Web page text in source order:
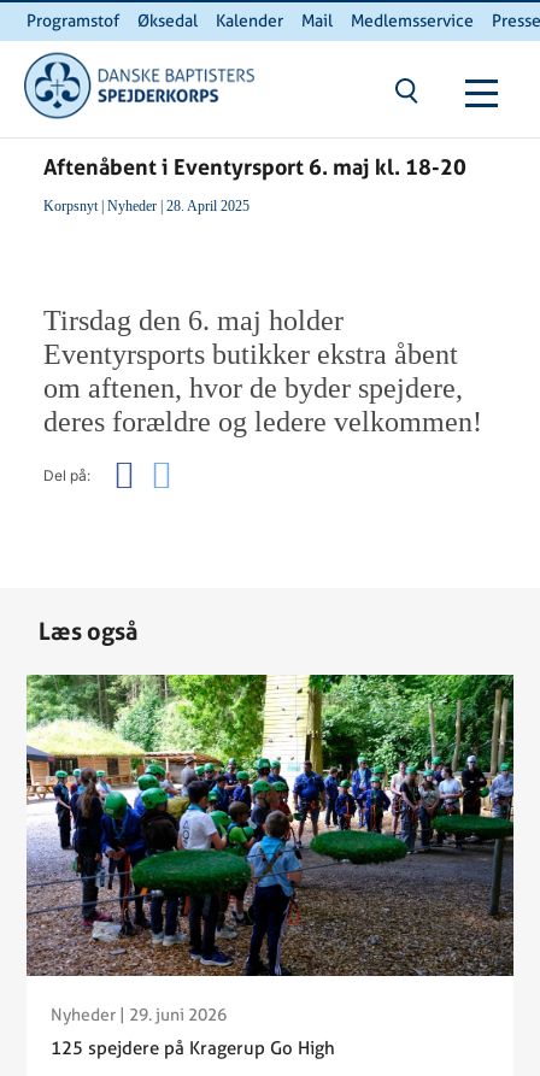
Programstof Øksedal Kalender Mail Medlemsservice
INTERNnet
Du er her:
Aftenåbent i Eventyrsport 6. maj kl. 18-20
Korpsnyt| Nyheder| 28. April 2025
Tirsdag den 6. maj holder
Eventyrsports butikker ekstra åbent
om aftenen, hvor de byder spejdere,
deres forældre og ledere velkommen!
Del på:
Læs også
Nyheder | 29. juni 2026
125 spejdere på Kragerup Go High